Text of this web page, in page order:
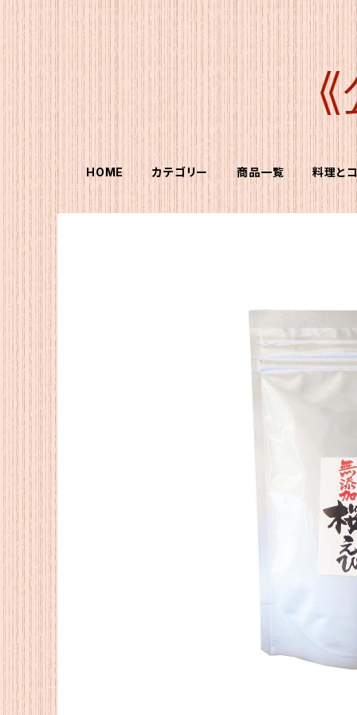
HOME カテゴリー 商品一覧 料理と